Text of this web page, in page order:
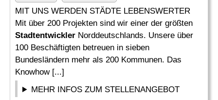
MIT UNS WERDEN STÄDTE LEBENSWERTER
Mit über 200 Projekten sind wir einer der größten
Stadtentwickler Norddeutschlands. Unsere über
100 Beschäftigten betreuen in sieben
Bundesländern mehr als 200 Kommunen. Das
Knowhow [...]
MEHR INFOS ZUM STELLENANGEBOT